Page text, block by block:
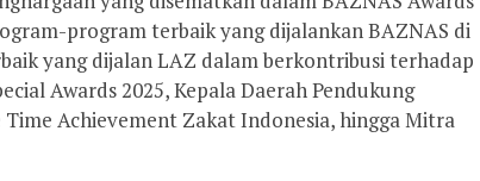
program terbaik yang dijalankan BAZNAS di
yang dijalan LAZ dalam berkontribusi terhadap
Awards 2025, Kepala Daerah Pendukung
Achievement Zakat Indonesia, hingga Mitra